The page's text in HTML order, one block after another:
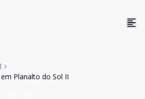
Planalto do Sol II